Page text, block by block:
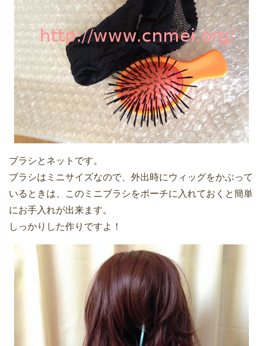
ブラシとネットです。
ブラシはミニサイズなので、外出時にウィッグをかぶって
いるときは、このミニブラシをポーチに入れておくと簡単
にお手入れが出来ます。
しっかりした作りですよ！